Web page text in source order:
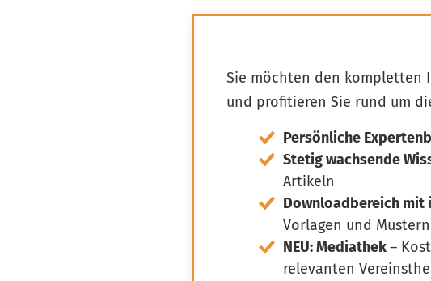
Altersstruktur: Machen
Sie möchten den kompletten
und profitieren Sie rund um
Persönliche
Stetig wachsende
Artikeln
Downloadbereich
Vorlagen und Mustern
NEU: Mediathek–
relevanten